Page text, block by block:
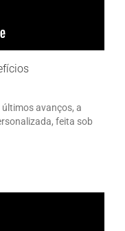
últimos avanços, a
feita sob